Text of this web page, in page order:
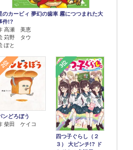
のカービィ 夢幻の歯車 霧につつまれた大
件!?
高瀬 美恵
苅野 タウ
ぽと
位
ンどろぼう
柴田 ケイコ
3位
四つ子ぐらし（２
３） 大ピンチ!? ド